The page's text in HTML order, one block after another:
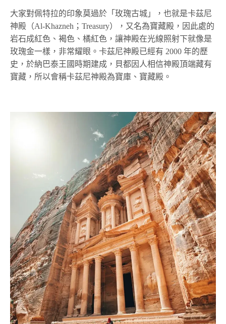
大家對佩特拉的印象莫過於「玫瑰古城」，也就是卡茲尼
神殿（Al-Khazneh；Treasury），又名為寶藏殿，因此處的
岩石成紅色、褐色、橘紅色，讓神殿在光線照射下就像是
玫瑰金一樣，非常耀眼。卡茲尼神殿已經有 2000 年的歷
史，於納巴泰王國時期建成，貝都因人相信神殿頂端藏有
寶藏，所以會稱卡茲尼神殿為寶庫、寶藏殿。